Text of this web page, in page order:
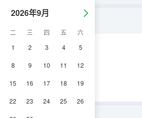
2026年9月
二 三 四 五
六
1
2 3 4 5
8 9 10 11 12
15 16 17 18 19
22 23 24 25 26
淋浴